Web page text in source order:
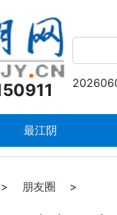
最江阴
> 朋友圈 >